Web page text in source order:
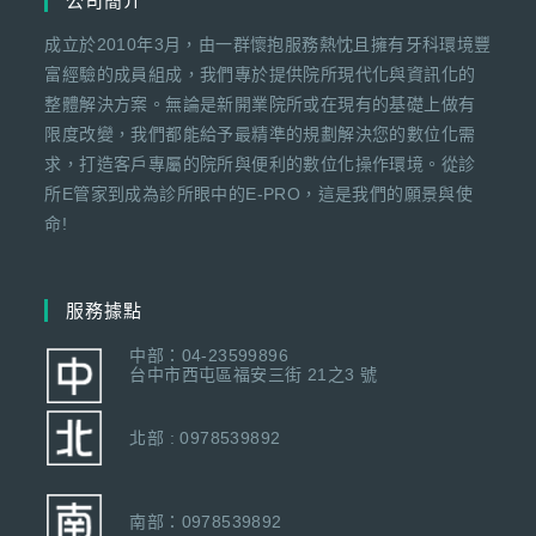
成立於2010年3月，由一群懷抱服務熱忱且擁有牙科環境豐
富經驗的成員組成，我們專於提供院所現代化與資訊化的
整體解決方案。無論是新開業院所或在現有的基礎上做有
限度改變，我們都能給予最精準的規劃解決您的數位化需
求，打造客戶專屬的院所與便利的數位化操作環境。從診
所E管家到成為診所眼中的E-PRO，這是我們的願景與使
命!
服務據點
中部：04-23599896
台中市西屯區福安三街 21之3 號
北部 : 0978539892
南部：0978539892